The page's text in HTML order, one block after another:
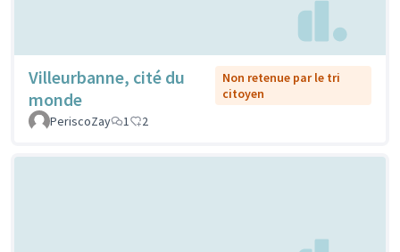
Villeurbanne, cité du
monde
Non retenue par le tri
citoyen
PeriscoZay
1 2